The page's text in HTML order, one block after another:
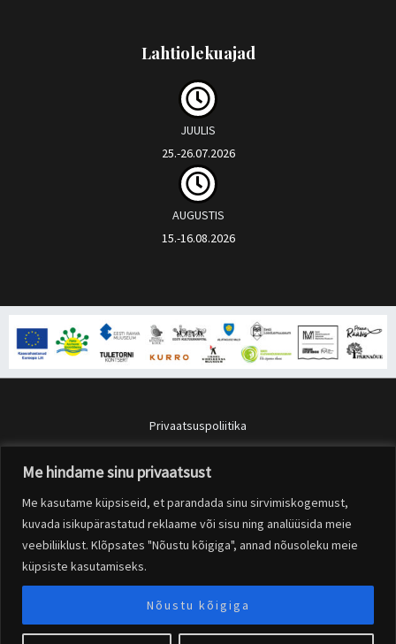
Me hindame sinu privaatsust
Me kasutame küpsiseid, et parandada sinu sirvimiskogemust,
kuvada isikupärastatud reklaame või sisu ning analüüsida meie
veebiliiklust. Klõpsates "Nõustu kõigiga", annad nõusoleku meie
küpsiste kasutamiseks.
Nõustu kõigiga
Lahtiolekuajad
JUULIS
25.-26.07.2026
AUGUSTIS
15.-16.08.2026
Privaatsuspoliitika
Müügitingimused
Copyright © 2026 Pärnaõue Pereresto
Powered by Pärnaõue Pereresto